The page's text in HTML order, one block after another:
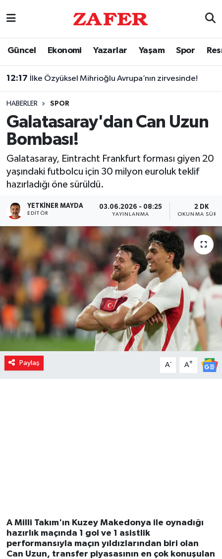
Güncel Ekonomi Yazarlar Yaşam Spor
12:17 İlke Özyüksel Mihrioğlu Avrupa’nın zirvesinde!
HABERLER SPOR
Galatasaray'dan Can Uzun
Bombası!
Galatasaray, Eintracht Frankfurt forması giyen 20
yaşındaki futbolcu için 30 milyon euroluk teklif
hazırladığı öne sürüldü.
YETKINER MAYDA
EDITÖR
03.06.2026 - 08:25
YAYINLANMA
2 DK
OKUNMA
Paylaş A- A+
A Milli Takım'ın Kuzey Makedonya ile oynadığı
hazırlık maçında 1 gol ve 1 asistlik
performansıyla maçın yıldızlarından biri olan
Can Uzun, transfer piyasasının en çok konuşulan
Nöbetçi Eczaneler
Trafik Durumu
Süper Lig Puan Durumu ve Fikstür
Tüm Manşetler
Son Dakika Haberleri
Haber Arşivi